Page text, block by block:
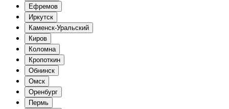
Ефремов
Иркутск
Каменск-Уральский
Киров
Коломна
Кропоткин
Обнинск
Омск
Оренбург
Пермь